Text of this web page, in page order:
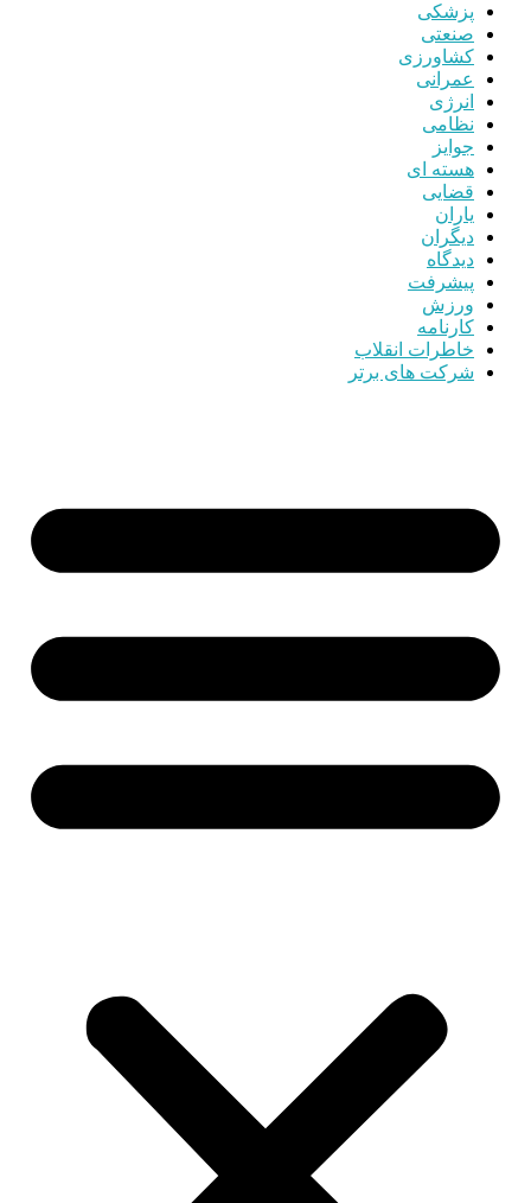
پزشکی
صنعتی
کشاورزی
عمرانی
انرژی
نظامی
جوایز
هسته ای
قضایی
یاران
دیگران
دیدگاه
پیشرفت
ورزش
کارنامه
خاطرات انقلاب
شرکت های برتر